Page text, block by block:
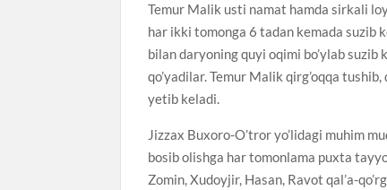
Temur Malik usti namat hamda sirkali
har ikki tomonga 6 tadan kemada suzib
bilan daryoning quyi oqimi bo’ylab suzib
qo’yadilar. Temur Malik qirg’oqqa
yetib keladi.
Jizzax Buxoro-O’tror yo’lidagi muhim
bosib olishga har tomonlama puxta
Zomin, Xudoyjir, Hasan, Ravot qal’a-